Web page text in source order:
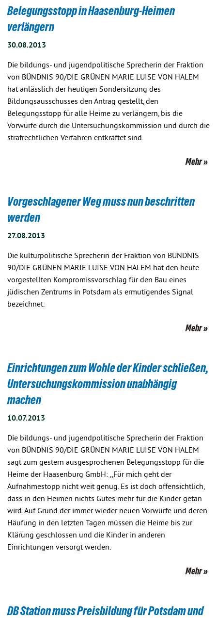
Belegungsstopp in Haasenburg-Heimen
verlängern
30.08.2013
Die bildungs- und jugendpolitische Sprecherin der Fraktion
von BÜNDNIS 90/DIE GRÜNEN MARIE LUISE VON HALEM
hat anlässlich der heutigen Sondersitzung des
Bildungsausschusses den Antrag gestellt, den
Belegungsstopp für alle Heime zu verlängern, bis die
Vorwürfe durch die Untersuchungskommission und durch die
strafrechtlichen Verfahren entkräftet sind.
Mehr
Vorgeschlagener Weg muss nun beschritten
werden
27.08.2013
Die kulturpolitische Sprecherin der Fraktion von BÜNDNIS
90/DIE GRÜNEN MARIE LUISE VON HALEM hat den heute
vorgestellten Kompromissvorschlag für den Bau eines
jüdischen Zentrums in Potsdam als ermutigendes Signal
bezeichnet.
Mehr
Einrichtungen zum Wohle der Kinder schließen,
Untersuchungskommission unabhängig
machen
10.07.2013
Die bildungs- und jugendpolitische Sprecherin der Fraktion
von BÜNDNIS 90/DIE GRÜNEN MARIE LUISE VON HALEM
sagt zum gestern ausgesprochenen Belegungsstopp für die
Heime der Haasenburg GmbH: ,,Für mich geht der
Aufnahmestopp nicht weit genug. Es ist doch offensichtlich,
dass in den Heimen nichts Gutes mehr für die Kinder getan
wird. Auf Grund der immer wieder neuen Vorwürfe und deren
Häufung in den letzten Tagen müssen die Heime bis zur
Klärung geschlossen und die Kinder in anderen
Einrichtungen versorgt werden.
Mehr
DB Station muss Preisbildung für Potsdam und